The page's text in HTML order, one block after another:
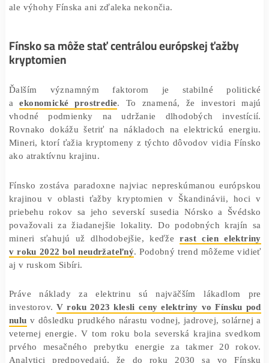
vhodné podmienky na ťažbu. Okrem toho krajina
Fínsko sa môže stať centrálou európskej ťažby
kryptomien
Ďalším významným faktorom je stabilné
aekonomické prostredie. To znamená, že investori
vhodné podmienky na udržanie dlhodobých
Mineri, ktorí ťažia kryptomeny z týchto dôvodov vidia
ako atraktívnu krajinu.
Fínsko zostáva paradoxne najviac nepreskúmanou
krajinou v oblasti ťažby kryptomien v Škandinávii,
priebehu rokov sa jeho severskí susedia Nórsko a
mineri sťahujú už dlhodobejšie, keďže
rast cien
v roku 2022 bol neudržateľný. Podobný trend môžeme
aj v ruskom Sibíri.
Práve náklady za elektrinu sú najväčším